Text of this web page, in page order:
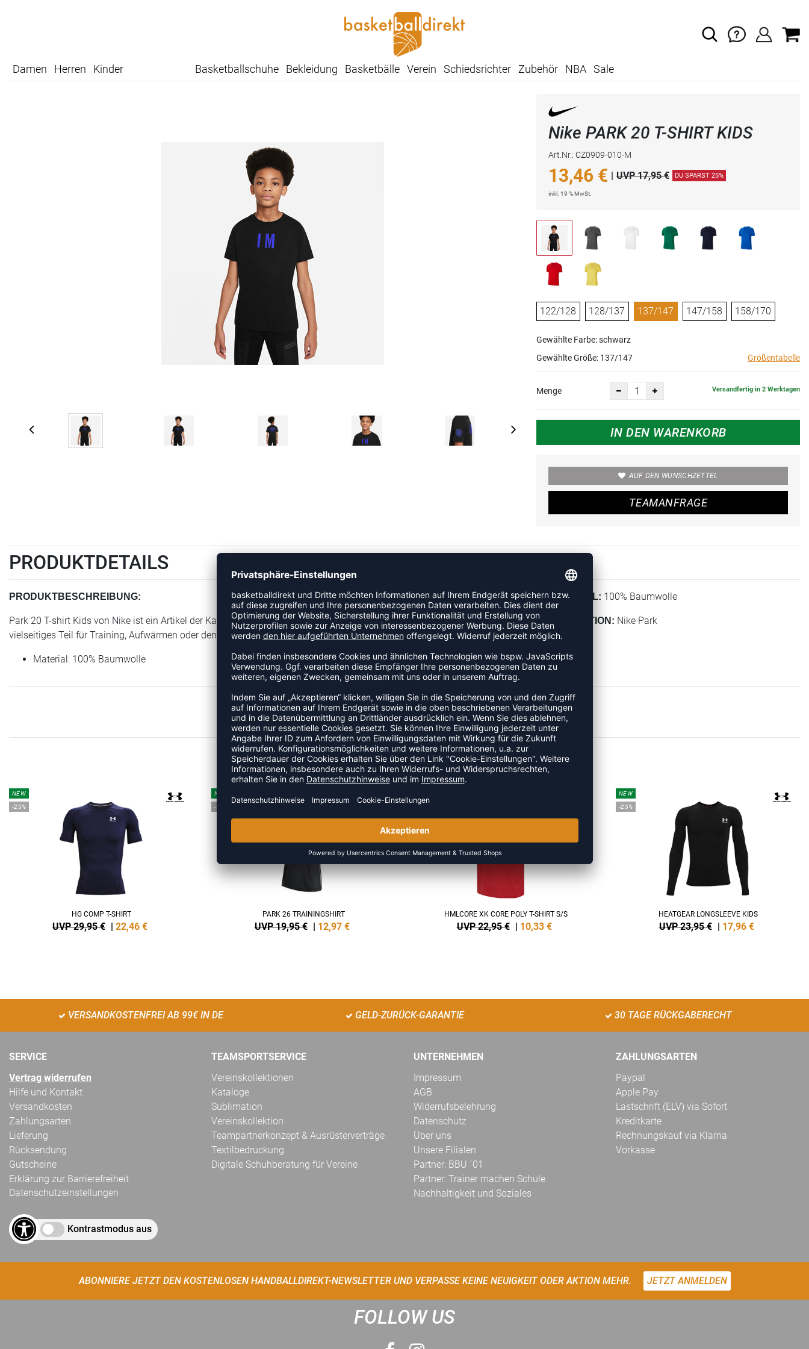
Damen Herren Kinder Basketballschuhe Bekleidung Basketbälle Verein Schiedsrichter Zubehör NBA Sale
Nike PARK 20 T-SHIRT KIDS
Art.Nr.: CZ0909-010-M
13,46 € | UVP 17,95 € DU SPARST 25%
inkl. 19 % MwSt.
122/128 128/137 137/147 147/158 158/170
Gewählte Farbe: schwarz
Gewählte Größe: 137/147 Größentabelle
Menge Versandfertig in 2 Werktagen
IN DEN WARENKORB
AUF DEN WUNSCHZETTEL
TEAMANFRAGE
PRODUKTDETAILS
PRODUKTBESCHREIBUNG:
Park 20 T-shirt Kids von Nike ist ein Artikel der Kategorie Shirt. Dieses Modell ist speziell für Kinder ausgelegt. Ein
vielseitiges Teil für Training, Aufwärmen oder den Alltag im Verein. Das Modell ist Teil der Nike Park-Kollektion.
Material: 100% Baumwolle
MATERIAL: 100% Baumwolle
KOLLEKTION: Nike Park
ZULETZT ANGESEHEN
MEHR AUS DER KATEGORIE T-SHIRTS
NEW
-25%
HG COMP T-SHIRT
UVP 29,95 € | 22,46 €
NEW
-35%
PARK 26 TRAININGSHIRT
UVP 19,95 € | 12,97 €
-55%
HMLCORE XK CORE POLY T-SHIRT S/S
UVP 22,95 € | 10,33 €
NEW
-25%
HEATGEAR LONGSLEEVE KIDS
UVP 23,95 € | 17,96 €
VERSANDKOSTENFREI AB 99€ IN DE GELD-ZURÜCK-GARANTIE 30 TAGE RÜCKGABERECHT
SERVICE
Vertrag widerrufen
Hilfe und Kontakt
Versandkosten
Zahlungsarten
Lieferung
Rücksendung
Gutscheine
Erklärung zur Barrierefreiheit
Datenschutzeinstellungen
Kontrastmodus aus
TEAMSPORTSERVICE
Vereinskollektionen
Kataloge
Sublimation
Vereinskollektion
Teampartnerkonzept & Ausrüsterverträge
Textilbedruckung
Digitale Schuhberatung für Vereine
UNTERNEHMEN
Impressum
AGB
Widerrufsbelehrung
Datenschutz
Über uns
Unsere Filialen
Partner: BBU ´01
Partner: Trainer machen Schule
Nachhaltigkeit und Soziales
ZAHLUNGSARTEN
Paypal
Apple Pay
Lastschrift (ELV) via Sofort
Kreditkarte
Rechnungskauf via Klarna
Vorkasse
ABONNIERE JETZT DEN KOSTENLOSEN HANDBALLDIREKT-NEWSLETTER UND VERPASSE KEINE NEUIGKEIT ODER AKTION MEHR. JETZT ANMELDEN
FOLLOW US